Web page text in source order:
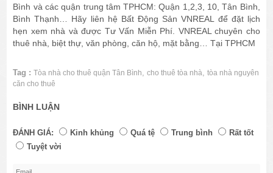
Bình và các quận trung tâm TPHCM: Quận 1,2,3, 10, Tân Bình,
Bình Thạnh… Hãy liên hệ Bất Động Sản VNREAL để đặt lịch
hẹn xem nhà và được Tư Vấn Miễn Phí. VNREAL chuyên cho
thuê nhà, biệt thự, văn phòng, căn hộ, mặt bằng… Tại TPHCM
Tag : Tòa nhà cho thuê quận Tân Bình,cho thuê tòa nhà,tòa nhà nguyên
căn cho thuê
BÌNH LUẬN
ĐÁNH GIÁ: Kinh khủng Quá tệ Trung bình
Rất tốt
Tuyệt vời